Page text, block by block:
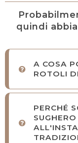
quindi
A COSA
ROTOLI
PERCHÉ